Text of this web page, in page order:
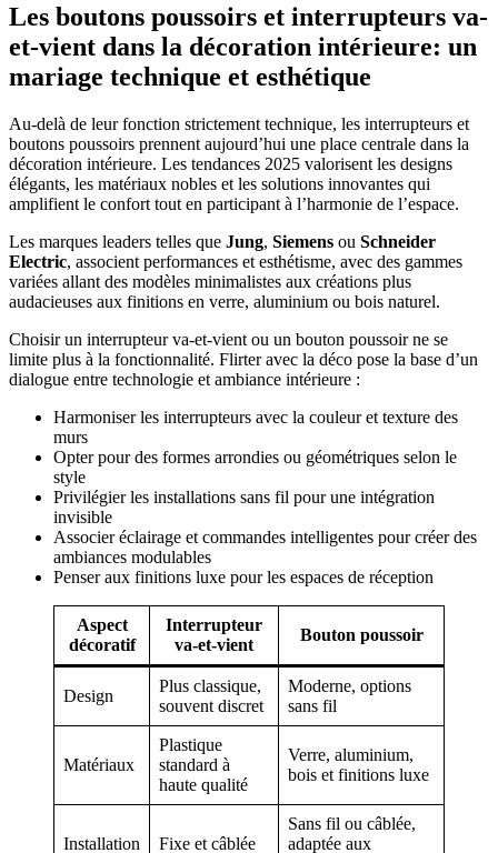
Les boutons poussoirs et interrupteurs va-
et-vient dans la décoration intérieure: un
mariage technique et esthétique
Au-delà de leur fonction strictement technique, les interrupteurs et
boutons poussoirs prennent aujourd’hui une place centrale dans la
décoration intérieure. Les tendances 2025 valorisent les designs
élégants, les matériaux nobles et les solutions innovantes qui
amplifient le confort tout en participant à l’harmonie de l’espace.
Les marques leaders telles que Jung, Siemens ou Schneider
Electric, associent performances et esthétisme, avec des gammes
variées allant des modèles minimalistes aux créations plus
audacieuses aux finitions en verre, aluminium ou bois naturel.
Choisir un interrupteur va-et-vient ou un bouton poussoir ne se
limite plus à la fonctionnalité. Flirter avec la déco pose la base d’un
dialogue entre technologie et ambiance intérieure :
Harmoniser les interrupteurs avec la couleur et texture des
murs
Opter pour des formes arrondies ou géométriques selon le
style
Privilégier les installations sans fil pour une intégration
invisible
Associer éclairage et commandes intelligentes pour créer des
ambiances modulables
Penser aux finitions luxe pour les espaces de réception
Aspect
décoratif
Interrupteur
va-et-vient
Bouton poussoir
Design
Plus classique,
souvent discret
Moderne, options
sans fil
Matériaux
Plastique
standard à
haute qualité
Verre, aluminium,
bois et finitions luxe
Installation Fixe et câblée
Sans fil ou câblée,
adaptée aux